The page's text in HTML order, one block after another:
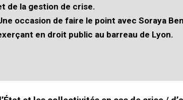
de la gestion de crise.
occasion de faire le point avec Soraya
en droit public au barreau de Lyon.